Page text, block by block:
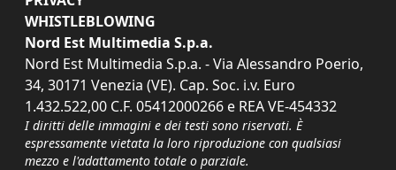
WHISTLEBLOWING
Nord Est Multimedia S.p.a.
Nord Est Multimedia S.p.a. - Via Alessandro Poerio,
34, 30171 Venezia (VE). Cap. Soc. i.v. Euro
1.432.522,00 C.F. 05412000266 e REA VE-454332
I diritti delle immagini e dei testi sono riservati. È
espressamente vietata la loro riproduzione con qualsiasi
mezzo e l'adattamento totale o parziale.